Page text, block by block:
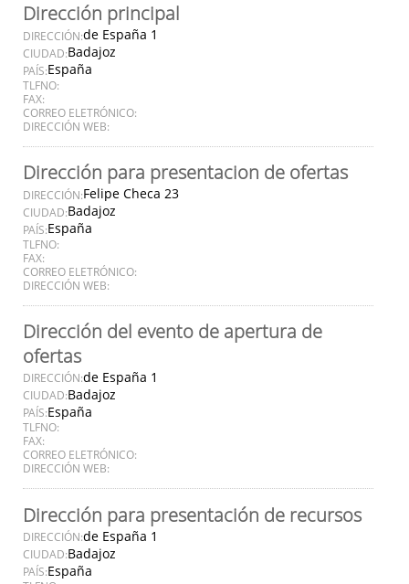
Dirección principal
DIRECCIÓN:de España 1
CIUDAD:Badajoz
PAÍS:España
TLFNO:
FAX:
CORREO ELETRÓNICO:
DIRECCIÓN WEB:
Dirección para presentacion de ofertas
DIRECCIÓN:Felipe Checa 23
CIUDAD:Badajoz
PAÍS:España
TLFNO:
FAX:
CORREO ELETRÓNICO:
DIRECCIÓN WEB:
Dirección del evento de apertura de
ofertas
DIRECCIÓN:de España 1
CIUDAD:Badajoz
PAÍS:España
TLFNO:
FAX:
CORREO ELETRÓNICO:
DIRECCIÓN WEB:
Dirección para presentación de recursos
DIRECCIÓN:de España 1
CIUDAD:Badajoz
PAÍS:España